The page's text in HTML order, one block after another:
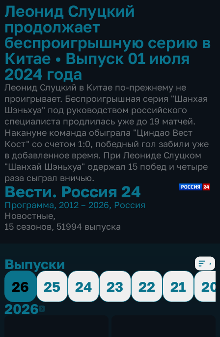
Леонид Слуцкий
продолжает
беспроигрышную серию в
Китае • Выпуск 01 июля
2024 года
Леонид Слуцкий в Китае по-прежнему не
проигрывает. Беспроигрышная серия "Шанхая
Шэньхуа" под руководством российского
специалиста продлилась уже до 19 матчей.
Накануне команда обыграла "Циндао Вест
Кост" со счетом 1:0, победный гол забили уже
в добавленное время. При Леониде Слуцком
"Шанхай Шэньхуа" одержал 15 побед и четыре
раза сыграл вничью.
Вести. Россия 24
Программа, 2012 – 2026, Россия
Новостные,
15 сезонов, 51994 выпуска
Выпуски
26
25 24 23 22 21
20
20262026